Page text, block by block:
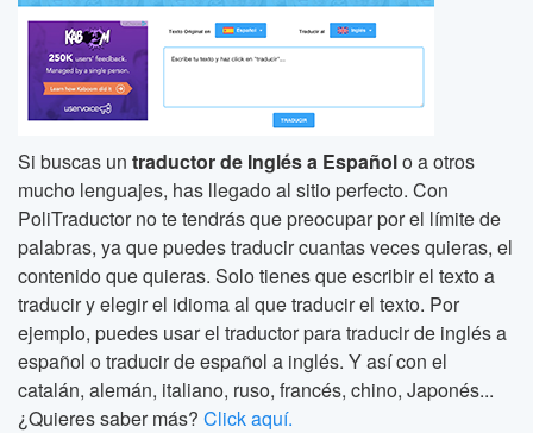
Si buscas un traductor de Inglés a Españolo a otros
mucho lenguajes, has llegado al sitio perfecto. Con
PoliTraductor no te tendrás que preocupar por el límite de
palabras, ya que puedes traducir cuantas veces quieras, el
contenido que quieras. Solo tienes que escribir el texto a
traducir y elegir el idioma al que traducir el texto. Por
ejemplo, puedes usar el traductor para traducir de inglés a
español o traducir de español a inglés. Y así con el
catalán, alemán, italiano, ruso, francés, chino, Japonés...
¿Quieres saber más? Click aquí.